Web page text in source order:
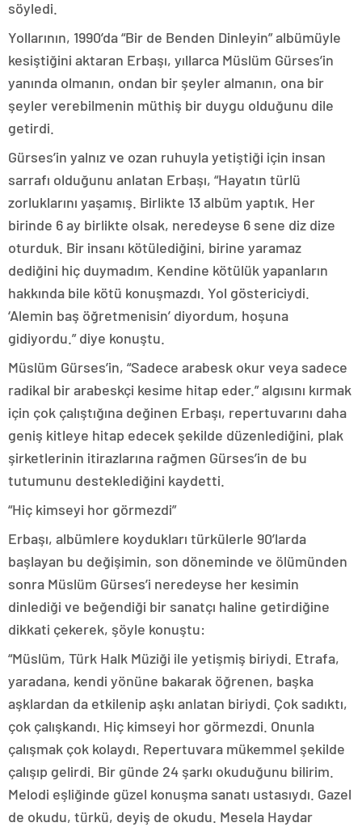
söyledi.
Yollarının, 1990’da “Bir de Benden Dinleyin” albümüyle
kesiştiğini aktaran Erbaşı, yıllarca Müslüm Gürses’in
yanında olmanın, ondan bir şeyler almanın, ona bir
şeyler verebilmenin müthiş bir duygu olduğunu dile
getirdi.
Gürses’in yalnız ve ozan ruhuyla yetiştiği için insan
sarrafı olduğunu anlatan Erbaşı, “Hayatın türlü
zorluklarını yaşamış. Birlikte 13 albüm yaptık. Her
birinde 6 ay birlikte olsak, neredeyse 6 sene diz dize
oturduk. Bir insanı kötülediğini, birine yaramaz
dediğini hiç duymadım. Kendine kötülük yapanların
hakkında bile kötü konuşmazdı. Yol göstericiydi.
‘Alemin baş öğretmenisin’ diyordum, hoşuna
gidiyordu.” diye konuştu.
Müslüm Gürses’in, “Sadece arabesk okur veya sadece
radikal bir arabeskçi kesime hitap eder.” algısını kırmak
için çok çalıştığına değinen Erbaşı, repertuvarını daha
geniş kitleye hitap edecek şekilde düzenlediğini, plak
şirketlerinin itirazlarına rağmen Gürses’in de bu
tutumunu desteklediğini kaydetti.
“Hiç kimseyi hor görmezdi”
Erbaşı, albümlere koydukları türkülerle 90’larda
başlayan bu değişimin, son döneminde ve ölümünden
sonra Müslüm Gürses’i neredeyse her kesimin
dinlediği ve beğendiği bir sanatçı haline getirdiğine
dikkati çekerek, şöyle konuştu:
“Müslüm, Türk Halk Müziği ile yetişmiş biriydi. Etrafa,
yaradana, kendi yönüne bakarak öğrenen, başka
aşklardan da etkilenip aşkı anlatan biriydi. Çok sadıktı,
çok çalışkandı. Hiç kimseyi hor görmezdi. Onunla
çalışmak çok kolaydı. Repertuvara mükemmel şekilde
çalışıp gelirdi. Bir günde 24 şarkı okuduğunu bilirim.
Melodi eşliğinde güzel konuşma sanatı ustasıydı. Gazel
de okudu, türkü, deyiş de okudu. Mesela Haydar